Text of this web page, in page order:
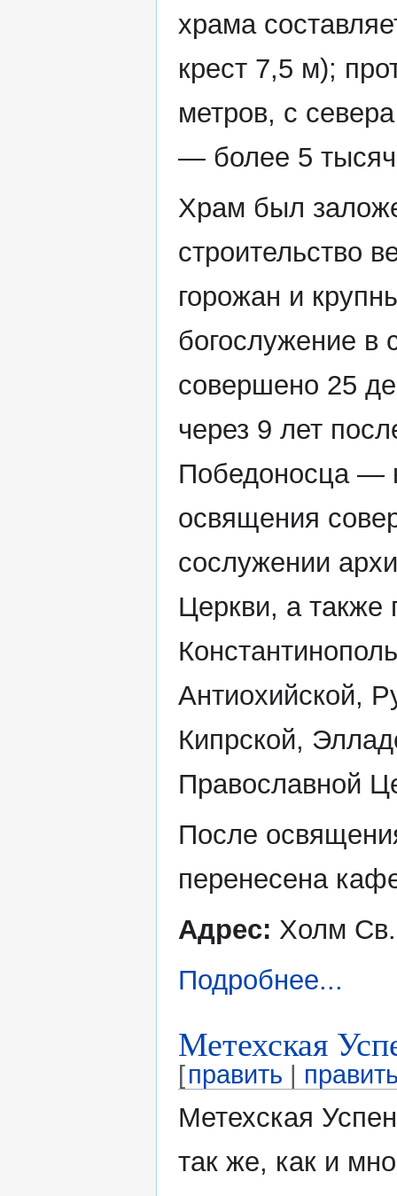
храма
крест 7,5 м);
метров, с
— более 5
Храм был
строительство
горожан и
богослужение в
совершено 25
через 9 лет
Победоносца —
освящения
сослужении
Церкви, а также
Антиохийской,
Кипрской,
Православной
После
перенесена
Адрес: Холм
Подробнее...
Метехская
[править |
Метехская
так же, как и